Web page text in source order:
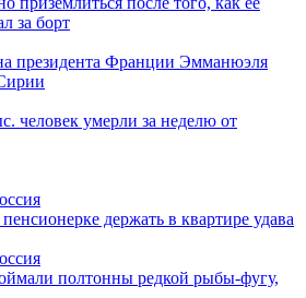
за борт
президента Франции Эмманюэля
человек умерли за неделю от
держать в квартире удава
полтонны редкой рыбы-фугу,